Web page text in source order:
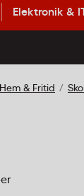
Elektronik &
& Fritid